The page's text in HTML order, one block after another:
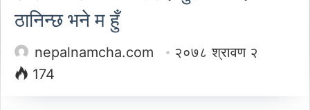
ठानिन्छ भने म हुँ
nepalnamcha.com
२०७८ श्रावण २
174